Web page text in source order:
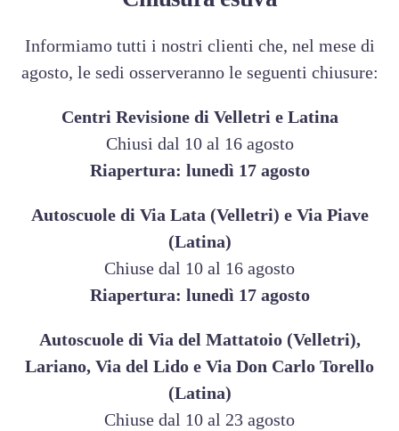
SEDE DI VELLETRI 1
SEDE DI VELLETRI 2
CENTRO REVISIONI LATINA
CENTRO REVISIONI
VELLETRI
Nome *
Informiamo tutti i nostri clienti che, nel mese di
agosto, le sedi osserveranno le seguenti chiusure:
Centri Revisione di Velletri e Latina
Chiusi dal 10 al 16 agosto
Riapertura: lunedì 17 agosto
Autoscuole di Via Lata (Velletri) e Via Piave
(Latina)
Chiuse dal 10 al 16 agosto
Riapertura: lunedì 17 agosto
Autoscuole di Via del Mattatoio (Velletri),
Lariano, Via del Lido e Via Don Carlo Torello
(Latina)
Chiuse dal 10 al 23 agosto